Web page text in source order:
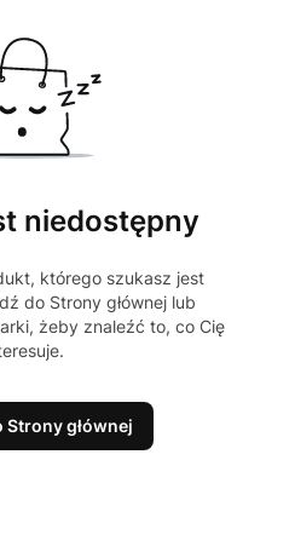
niedostępny
którego szukasz jest
do Strony głównej lub
żeby znaleźć to, co Cię
Strony głównej